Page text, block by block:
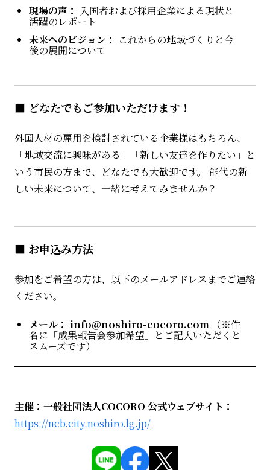
現場の声：
入国者および採用企業による現状と
活躍のレポート
未来へのビジョン：
これからの地域づくりと今
後の展開について
■ どなたでもご参加いただけます！
外国人材の雇用を検討されている企業様はもちろん、
「地域交流に興味がある」「新しい友達を作りたい」と
いう市民の方まで、どなたでも大歓迎です。 能代の新
しい未来について、一緒に考えてみませんか？
■ お申込み方法
参加をご希望の方は、以下のメールアドレスまでご連絡
ください。
メール： info@noshiro-cocoro.com （※件
名に「成果報告会参加希望」とご記入いただくと
スムーズです）
主催：一般社団法人COCORO 公式ウェブサイト：
https://ncb.city.noshiro.lg.jp/